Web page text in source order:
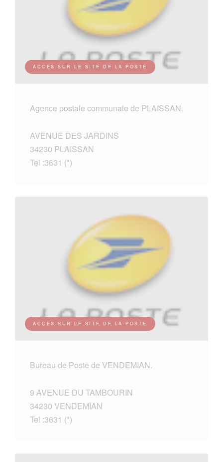
ACCES SUR LE SITE DE LA POSTE
Agence postale communale de PLAISSAN.
AVENUE DES JARDINS
34230 PLAISSAN
Tel :3631 (*)
ACCES SUR LE SITE DE LA POSTE
Bureau de Poste de VENDEMIAN.
9 AVENUE DU TAMBOURIN
34230 VENDEMIAN
Tel :3631 (*)